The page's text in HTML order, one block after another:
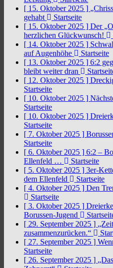
[ 15. Oktober 2025 ]
gehabt
Startseite
[ 15. Oktober 2025 ] Der
herzlichen Glückwunsch!
[ 14. Oktober 2025 ]
auf Augenhöhe
Startseite
[ 13. Oktober 2025 ] 6:2
bleibt weiter dran
[ 12. Oktober 2025 ]
Startseite
[ 10. Oktober 2025 ]
Startseite
[ 10. Oktober 2025 ]
Startseite
[ 7. Oktober 2025 ]
Startseite
[ 6. Oktober 2025 ] 6:2 –
Ellenfeld …
Startseite
[ 5. Oktober 2025 ] 3er-
dem Ellenfeld
Startseite
[ 4. Oktober 2025 ] Den
Startseite
[ 3. Oktober 2025 ]
Borussen-Jugend
[ 29. September 2025 ]
zusammenzurücken.“
[ 27. September 2025 ]
Startseite
[ 26. September 2025 ]